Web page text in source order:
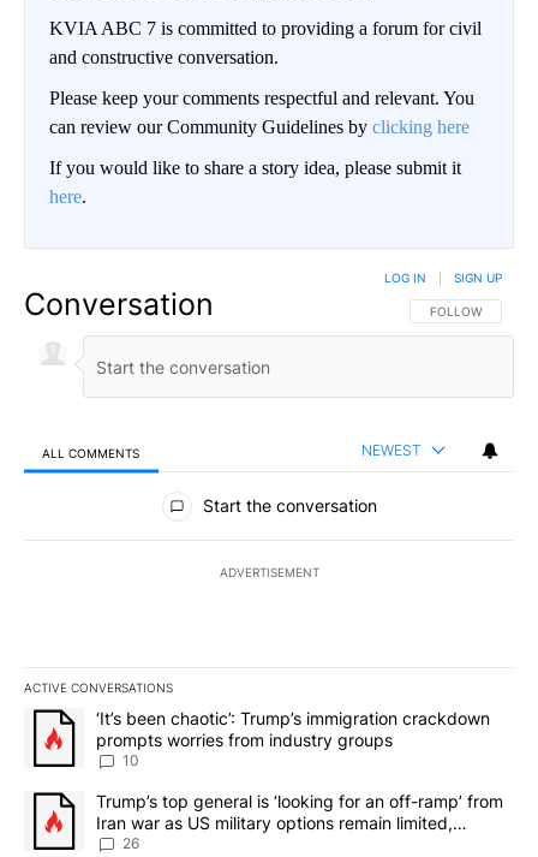
KVIA ABC 7 is committed to providing a forum for civil
and constructive conversation.
Please keep your comments respectful and relevant. You
can review our Community Guidelines by clicking here
If you would like to share a story idea, please submit it
here.
Conversation FOLLOW THIS
FOLLOW
LOG IN SIGN UP
ALL COMMENTS NEWEST
All Comments
Start the conversation
ADVERTISEMENT
ACTIVE CONVERSATIONS
The following is a list of the most commented articles in the last
A trending article titled "‘It’s been chaotic’: Trump’s
‘It’s been chaotic’: Trump’s immigration crackdown
prompts worries from industry groups
10
A trending article titled "Trump’s top general is ‘looking for an
Trump’s top general is ‘looking for an off-ramp’ from
Iran war as US military options remain limited,
sources say
26